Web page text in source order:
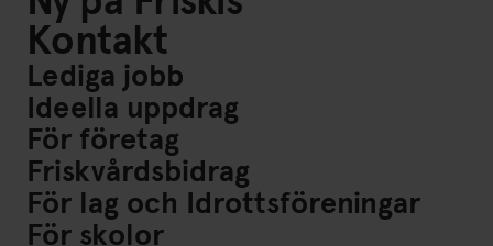
Kontakt
Lediga jobb
Ideella uppdrag
För företag
Friskvårdsbidrag
För lag och Idrottsföreningar
För skolor